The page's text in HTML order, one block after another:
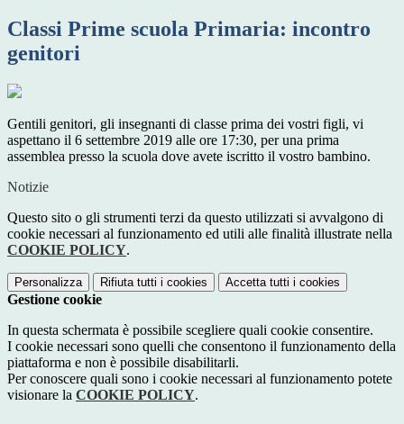
Classi Prime scuola Primaria: incontro
genitori
Gentili genitori, gli insegnanti di classe prima dei vostri figli, vi
aspettano il 6 settembre 2019 alle ore 17:30, per una prima
assemblea presso la scuola dove avete iscritto il vostro bambino.
Notizie
Questo sito o gli strumenti terzi da questo utilizzati si avvalgono di
cookie necessari al funzionamento ed utili alle finalità illustrate nella
COOKIE POLICY.
Personalizza Rifiuta tutti i cookies Accetta tutti i cookies
Gestione cookie
In questa schermata è possibile scegliere quali cookie consentire.
I cookie necessari sono quelli che consentono il funzionamento della
piattaforma e non è possibile disabilitarli.
Per conoscere quali sono i cookie necessari al funzionamento potete
visionare la COOKIE POLICY.